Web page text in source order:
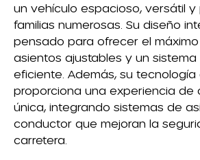
un vehículo espacioso, versátil
familias numerosas. Su diseño
pensado para ofrecer el
asientos ajustables y un sistema
eficiente. Además, su
proporciona una experiencia de
única, integrando sistemas de
conductor que mejoran la
carretera.